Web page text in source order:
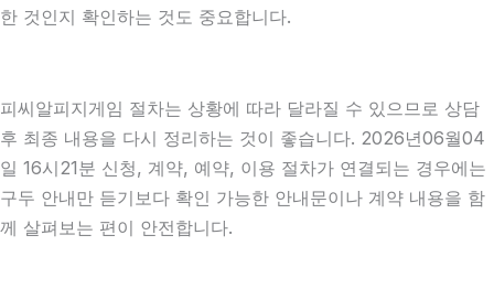
한 것인지 확인하는 것도 중요합니다.
피씨알피지게임 절차는 상황에 따라 달라질 수 있으므로 상담
후 최종 내용을 다시 정리하는 것이 좋습니다. 2026년06월04
일 16시21분 신청, 계약, 예약, 이용 절차가 연결되는 경우에는
구두 안내만 듣기보다 확인 가능한 안내문이나 계약 내용을 함
께 살펴보는 편이 안전합니다.